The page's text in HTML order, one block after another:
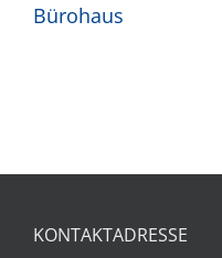
Bürohaus
KONTAKTADRESSE